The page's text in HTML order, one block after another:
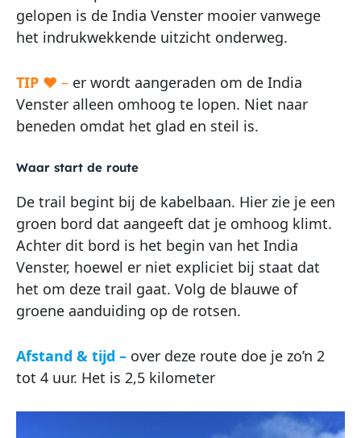
gelopen is de India Venster mooier vanwege
het indrukwekkende uitzicht onderweg.
TIP ♥ – er wordt aangeraden om de India
Venster alleen omhoog te lopen. Niet naar
beneden omdat het glad en steil is.
Waar start de route
De trail begint bij de kabelbaan. Hier zie je een
groen bord dat aangeeft dat je omhoog klimt.
Achter dit bord is het begin van het India
Venster, hoewel er niet expliciet bij staat dat
het om deze trail gaat. Volg de blauwe of
groene aanduiding op de rotsen.
Afstand & tijd – over deze route doe je zo’n 2
tot 4 uur. Het is 2,5 kilometer